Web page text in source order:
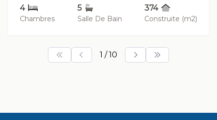
4
Chambres
5
Salle De Bain
374
Construite (m2)
1 / 10